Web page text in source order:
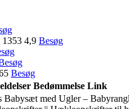
1353 4,9 Besøg
Besøg
Bedømmelse Link
med Ugler –